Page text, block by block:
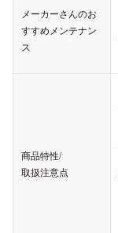
メーカーさんのお
すすめメンテナン
ス
商品特性/
取扱注意点